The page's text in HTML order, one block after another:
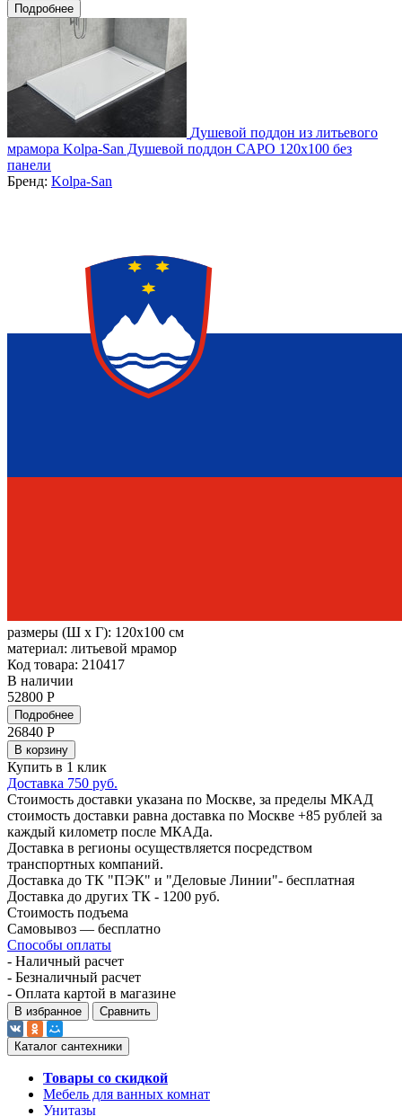
Подробнее
Душевой поддон из литьевого
мрамора Kolpa-San Душевой поддон CAPO 120x100 без
панели
Бренд: Kolpa-San
размеры (Ш х Г): 120x100 см
материал: литьевой мрамор
Код товара: 210417
В наличии
52800 Р
Подробнее
26840 Р
В корзину
Купить в 1 клик
Доставка 750 руб.
Стоимость доставки указана по Москве, за пределы МКАД
стоимость доставки равна доставка по Москве +85 рублей за
каждый километр после МКАДа.
Доставка в регионы осуществляется посредством
транспортных компаний.
Доставка до ТК "ПЭК" и "Деловые Линии"- бесплатная
Доставка до других ТК - 1200 руб.
Стоимость подъема
Самовывоз — бесплатно
Способы оплаты
- Наличный расчет
- Безналичный расчет
- Оплата картой в магазине
В избранное Сравнить
Каталог сантехники
Товары со скидкой
Мебель для ванных комнат
Унитазы